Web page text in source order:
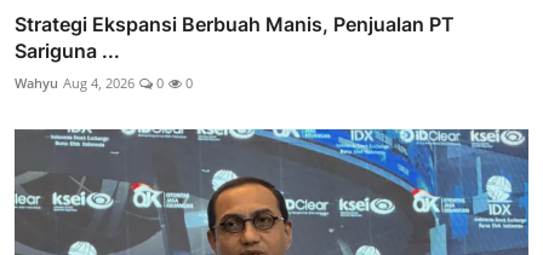
Strategi Ekspansi Berbuah Manis, Penjualan PT
Sariguna ...
Wahyu Aug 4, 2026 0 0